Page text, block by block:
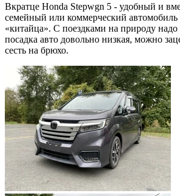
Вкратце Honda Stepwgn 5 - удобный и
семейный или коммерческий автомобиль
«китайца». С поездками на природу надо
посадка авто довольно низкая, можно
сесть на брюхо.